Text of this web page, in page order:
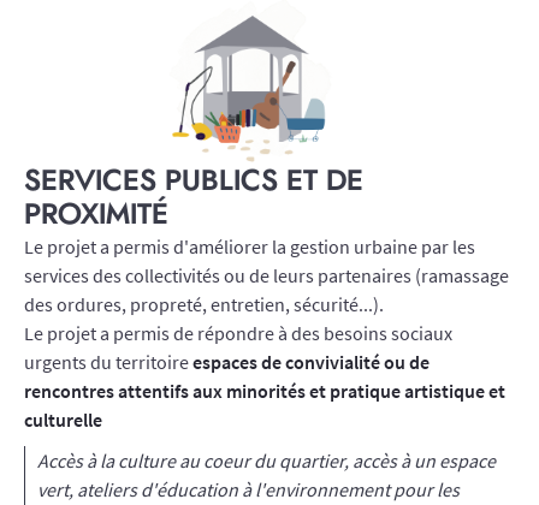
SERVICES PUBLICS ET DE
PROXIMITÉ
Le projet a permis d'améliorer la gestion urbaine par les
services des collectivités ou de leurs partenaires (ramassage
des ordures, propreté, entretien, sécurité...).
Le projet a permis de répondre à des besoins sociaux
urgents du territoireespaces de convivialité ou de
rencontres attentifs aux minorités et pratique artistique et
culturelle
Accès à la culture au coeur du quartier, accès à un espace
vert, ateliers d'éducation à l'environnement pour les